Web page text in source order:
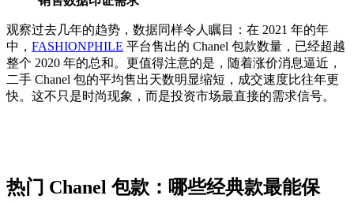
观察过去几年的趋势，数据同样令人瞩目：在 2021 年的年
中， FASHIONPHILE 平台售出的 Chanel 包款数量，已经超越
整个 2020 年的总和。更值得注意的是，随着涨价消息逼近，
二手 Chanel 包的平均售出天数明显缩短，成交速度比往年更
快。这不只是时尚现象，而是投资市场最直接的需求信号。
热门 Chanel 包款：哪些经典款最能保